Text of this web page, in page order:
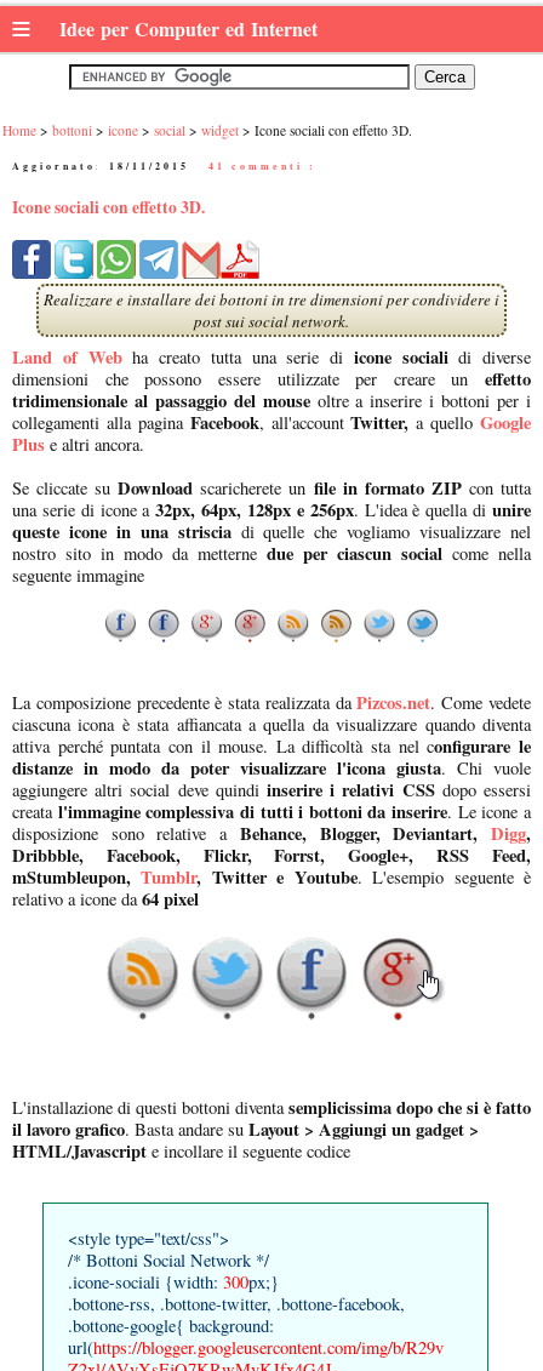
≡ Idee per Computer ed Internet
Home bottoni icone social widget Icone sociali con effetto 3D.
Aggiornato: 18/11/2015 41 commenti :
Icone sociali con effetto 3D.
Realizzare e installare dei bottoni in tre dimensioni per condividere i
post sui social network.
Land of Webha creato tutta una serie di icone socialidi diverse
dimensioni che possono essere utilizzate per creare un effetto
tridimensionale al passaggio del mouseoltre a inserire i bottoni per i
collegamenti alla pagina Facebook, all'accountTwitter, a quello Google
Plus e altri ancora.
Se cliccate su Download scaricherete un file in formato ZIPcon tutta
una serie di icone a32px, 64px, 128px e 256px. L'idea è quella diunire
queste icone in una strisciadi quelle che vogliamo visualizzare nel
nostro sito in modo da metterne due per ciascun social come nella
seguente immagine
La composizione precedente è stata realizzata daPizcos.net. Come vedete
ciascuna icona è stata affiancata a quella da visualizzare quando diventa
attiva perché puntata con il mouse. La difficoltà sta nel configurare le
distanze in modo da poter visualizzare l'icona giusta. Chi vuole
aggiungere altri social deve quindi inserire i relativi CSSdopo essersi
creatal'immagine complessiva di tutti i bottoni da inserire. Le icone a
disposizione sono relative aBehance, Blogger, Deviantart,Digg,
Dribbble, Facebook, Flickr, Forrst, Google+, RSS Feed,
mStumbleupon,Tumblr, Twitter e Youtube. L'esempio seguente è
relativo a icone da64 pixel
L'installazione di questi bottoni diventasemplicissima dopo che si è fatto
il lavoro grafico. Basta andare su Layout > Aggiungi un gadget >
HTML/Javascript e incollare il seguente codice
<style type="text/css">
/* Bottoni Social Network */
.icone-sociali {width: 300px;}
.bottone-rss, .bottone-twitter, .bottone-facebook,
.bottone-google{ background:
url(https://blogger.googleusercontent.com/img/b/R29v